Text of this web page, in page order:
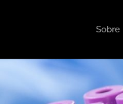
Sobre